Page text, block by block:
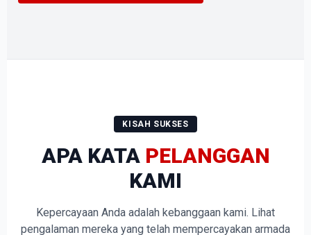
KISAH SUKSES
APA KATA PELANGGAN
KAMI
Kepercayaan Anda adalah kebanggaan kami. Lihat
pengalaman mereka yang telah mempercayakan armada